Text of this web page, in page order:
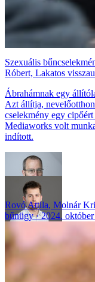
Szexuális
Róbert, Lakatos
Ábrahámnak egy
Azt állítja,
cselekmény egy cipőért
Mediaworks volt
indított.
Rovó Attila, Molnár
bűnügy
2024.